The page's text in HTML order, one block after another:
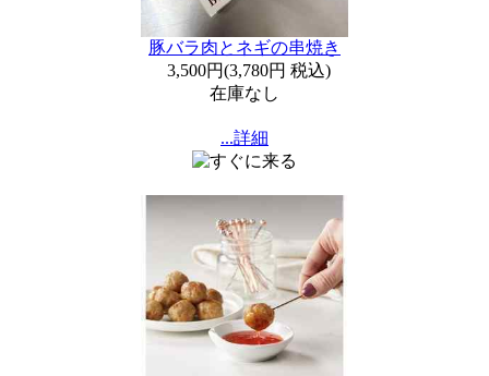
豚バラ肉とネギの串焼き
3,500円(3,780円 税込)
在庫なし
...詳細